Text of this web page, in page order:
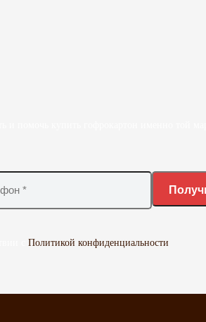
Политикой конфиденциальности